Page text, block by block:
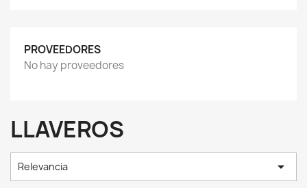
PROVEEDORES
No hay proveedores
LLAVEROS
Relevancia 